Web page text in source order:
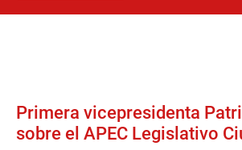
Primera vicepresidenta
sobre el APEC Legislativo